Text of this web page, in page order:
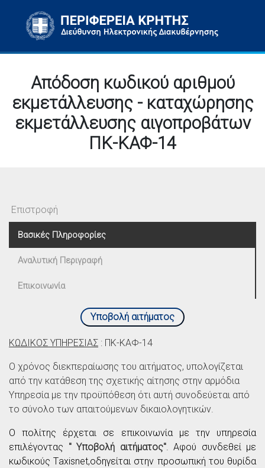
Απόδοση κωδικού αριθμού
εκμετάλλευσης - καταχώρησης
εκμετάλλευσης αιγοπροβάτων
ΠΚ-ΚΑΦ-14
Επιστροφή
Βασικές Πληροφορίες
Αναλυτική Περιγραφή
Επικοινωνία
Υποβολή αιτήματος
ΚΩΔΙΚΟΣ ΥΠΗΡΕΣΙΑΣ : ΠΚ-ΚΑΦ-14
Ο χρόνος διεκπεραίωσης του αιτήματος, υπολογίζεται
από την κατάθεση της σχετικής αίτησης στην αρμόδια
Υπηρεσία µε την προϋπόθεση ότι αυτή συνοδεύεται από
το σύνολο των απαιτούμενων δικαιολογητικών.
O πολίτης έρχεται σε επικοινωνία με την υπηρεσία
επιλέγοντας " Υποβολή αιτήματος". Αφού συνδεθεί με
κωδικούς Τaxisnet,οδηγείται στην προσωπική του θυρίδα